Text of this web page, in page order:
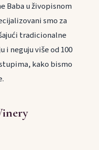
Baba u živopisnom
smo za
tradicionalne
i neguju više od 100
kako bismo